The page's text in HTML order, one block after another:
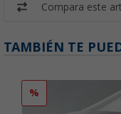
Compara este
TAMBIÉN TE
%